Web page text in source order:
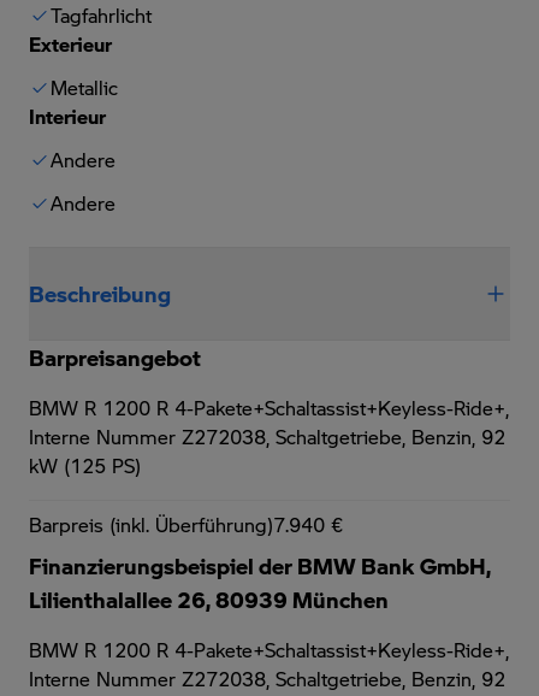
Tagfahrlicht
Exterieur
Metallic
Interieur
Andere
Andere
Beschreibung
Barpreisangebot
BMW R 1200 R 4-Pakete+Schaltassist+Keyless-Ride+,
Interne Nummer Z272038, Schaltgetriebe, Benzin, 92
kW (125 PS)
Barpreis (inkl. Überführung)7.940 €
Finanzierungsbeispiel der BMW Bank GmbH,
Lilienthalallee 26, 80939 München
BMW R 1200 R 4-Pakete+Schaltassist+Keyless-Ride+,
Interne Nummer Z272038, Schaltgetriebe, Benzin, 92